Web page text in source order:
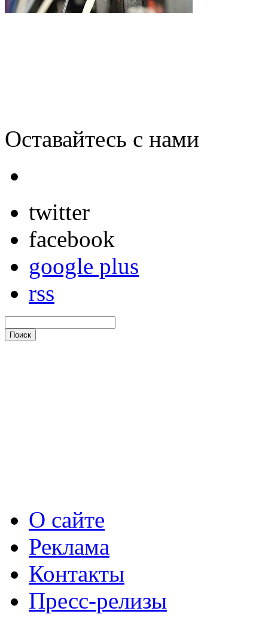
Оставайтесь с нами
twitter
facebook
google plus
rss
О сайте
Реклама
Контакты
Пресс-релизы